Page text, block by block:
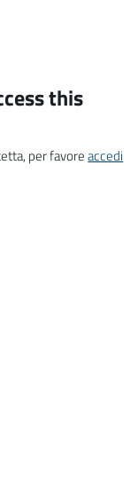
this
per favoreaccedi